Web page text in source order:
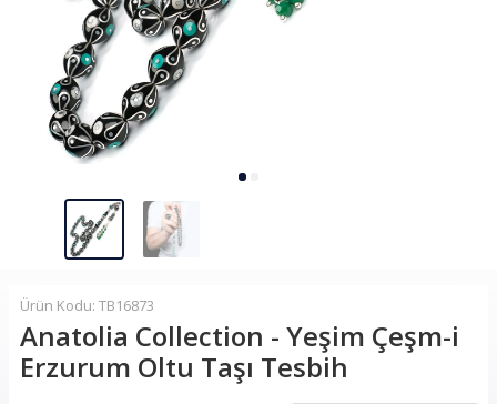
Ürün Kodu: TB16873
Anatolia Collection - Yeşim Çeşm-i
Erzurum Oltu Taşı Tesbih